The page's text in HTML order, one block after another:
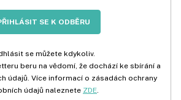
SE K ODBĚRU
se můžete kdykoliv.
beru na vědomí, že dochází ke sbírání a
údajů. Více informací o zásadách ochrany
údajů naleznete ZDE.